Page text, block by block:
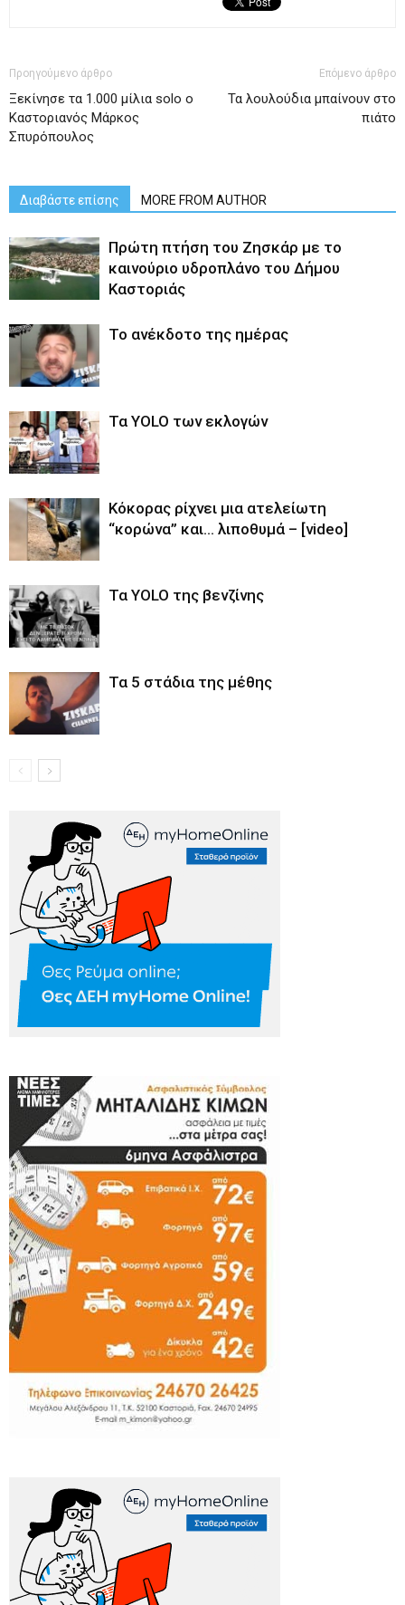
Προηγούμενο άρθρο
Ξεκίνησε τα 1.000 μίλια solo ο
Καστοριανός Μάρκος
Σπυρόπουλος
Επόμενο άρθρο
Τα λουλούδια μπαίνουν στο
πιάτο
Διαβάστε επίσης MORE FROM AUTHOR
Πρώτη πτήση του Ζησκάρ με το
καινούριο υδροπλάνο του Δήμου
Καστοριάς
Το ανέκδοτο της ημέρας
Τα YOLO των εκλογών
Κόκορας ρίχνει μια ατελείωτη
“κορώνα” και… λιποθυμά – [video]
Τα YOLO της βενζίνης
Τα 5 στάδια της μέθης